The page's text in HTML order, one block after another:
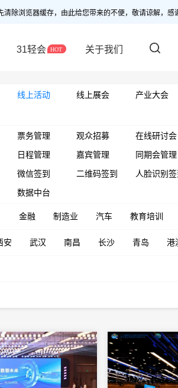
除浏览器缓存，由此给您带来的不便，敬请谅解，感
31轻会 关于我们
线上活动 线上展会 产业大会
票务管理 观众招募 在线研讨会
日程管理 嘉宾管理 同期会管理
微信签到 二维码签到 人脸识别签
数据中台
金融 制造业 汽车 教育培训
安 武汉 南昌 长沙 青岛 港